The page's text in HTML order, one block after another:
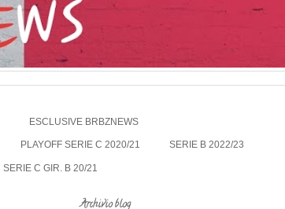
ESCLUSIVE BRBZNEWS
PLAYOFF SERIE C 2020/21 SERIE B 2022/23
SERIE C GIR. B 20/21
Archivio blog